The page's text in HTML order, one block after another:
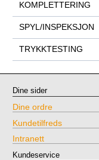
KOMPLETTERING
SPYL/INSPEKSJON
TRYKKTESTING
Dine sider
Dine ordre
Kundetilfreds
Intranett
Kundeservice